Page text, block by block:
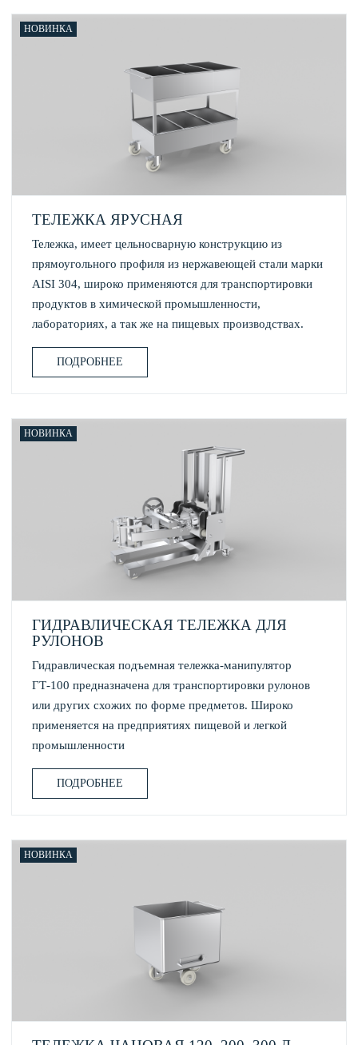
НОВИНКА
ТЕЛЕЖКА ЯРУСНАЯ
Тележка, имеет цельносварную конструкцию из
прямоугольного профиля из нержавеющей стали марки
AISI 304, широко применяются для транспортировки
продуктов в химической промышленности,
лабораториях, а так же на пищевых производствах.
ПОДРОБНЕЕ
НОВИНКА
ГИДРАВЛИЧЕСКАЯ ТЕЛЕЖКА ДЛЯ
РУЛОНОВ
Гидравлическая подъемная тележка-манипулятор
ГТ-100 предназначена для транспортировки рулонов
или других схожих по форме предметов. Широко
применяется на предприятиях пищевой и легкой
промышленности
ПОДРОБНЕЕ
НОВИНКА